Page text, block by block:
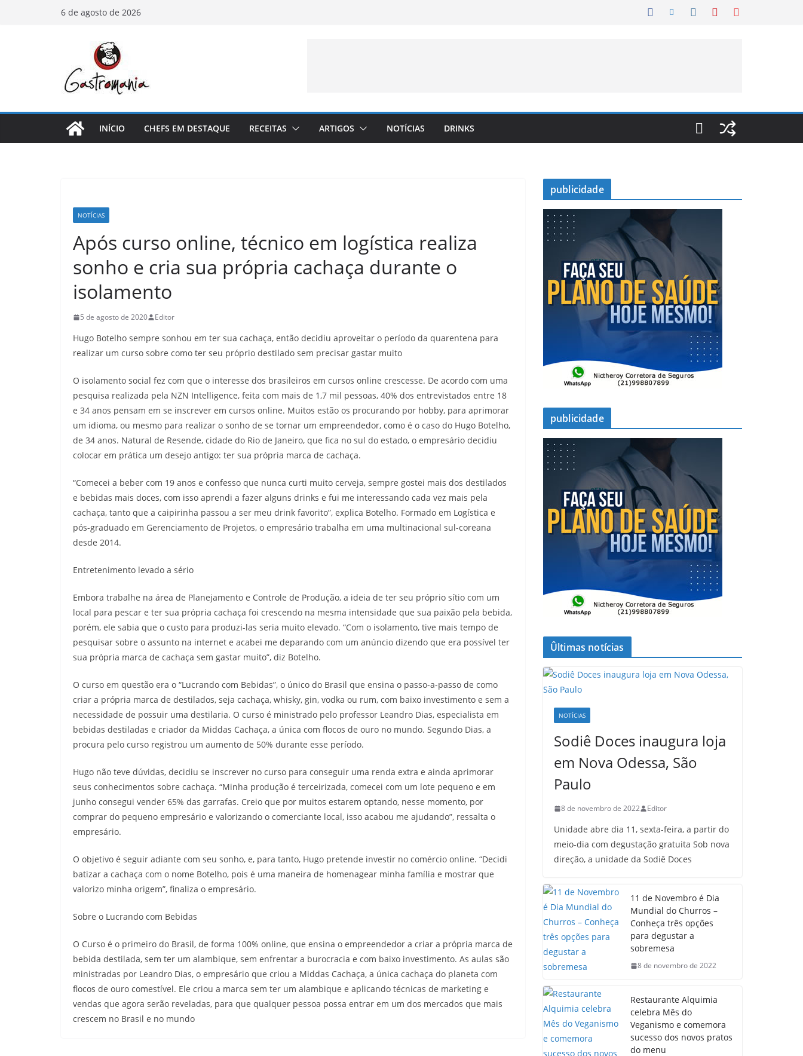
6 de agosto de 2026
INÍCIO CHEFS EM DESTAQUE RECEITAS ARTIGOS NOTÍCIAS DRINKS
NOTÍCIAS
Após curso online, técnico em logística realiza
sonho e cria sua própria cachaça durante o
isolamento
5 de agosto de 2020 Editor
Hugo Botelho sempre sonhou em ter sua cachaça, então decidiu aproveitar o período da quarentena para
realizar um curso sobre como ter seu próprio destilado sem precisar gastar muito
O isolamento social fez com que o interesse dos brasileiros em cursos online crescesse. De acordo com uma
pesquisa realizada pela NZN Intelligence, feita com mais de 1,7 mil pessoas, 40% dos entrevistados entre 18
e 34 anos pensam em se inscrever em cursos online. Muitos estão os procurando por hobby, para aprimorar
um idioma, ou mesmo para realizar o sonho de se tornar um empreendedor, como é o caso do Hugo Botelho,
de 34 anos. Natural de Resende, cidade do Rio de Janeiro, que fica no sul do estado, o empresário decidiu
colocar em prática um desejo antigo: ter sua própria marca de cachaça.
“Comecei a beber com 19 anos e confesso que nunca curti muito cerveja, sempre gostei mais dos destilados
e bebidas mais doces, com isso aprendi a fazer alguns drinks e fui me interessando cada vez mais pela
cachaça, tanto que a caipirinha passou a ser meu drink favorito”, explica Botelho. Formado em Logística e
pós-graduado em Gerenciamento de Projetos, o empresário trabalha em uma multinacional sul-coreana
desde 2014.
Entretenimento levado a sério
Embora trabalhe na área de Planejamento e Controle de Produção, a ideia de ter seu próprio sítio com um
local para pescar e ter sua própria cachaça foi crescendo na mesma intensidade que sua paixão pela bebida,
porém, ele sabia que o custo para produzi-las seria muito elevado. “Com o isolamento, tive mais tempo de
pesquisar sobre o assunto na internet e acabei me deparando com um anúncio dizendo que era possível ter
sua própria marca de cachaça sem gastar muito”, diz Botelho.
O curso em questão era o “Lucrando com Bebidas”, o único do Brasil que ensina o passo-a-passo de como
criar a própria marca de destilados, seja cachaça, whisky, gin, vodka ou rum, com baixo investimento e sem a
necessidade de possuir uma destilaria. O curso é ministrado pelo professor Leandro Dias, especialista em
bebidas destiladas e criador da Middas Cachaça, a única com flocos de ouro no mundo. Segundo Dias, a
procura pelo curso registrou um aumento de 50% durante esse período.
Hugo não teve dúvidas, decidiu se inscrever no curso para conseguir uma renda extra e ainda aprimorar
seus conhecimentos sobre cachaça. “Minha produção é terceirizada, comecei com um lote pequeno e em
junho consegui vender 65% das garrafas. Creio que por muitos estarem optando, nesse momento, por
comprar do pequeno empresário e valorizando o comerciante local, isso acabou me ajudando”, ressalta o
empresário.
O objetivo é seguir adiante com seu sonho, e, para tanto, Hugo pretende investir no comércio online. “Decidi
batizar a cachaça com o nome Botelho, pois é uma maneira de homenagear minha família e mostrar que
valorizo minha origem”, finaliza o empresário.
Sobre o Lucrando com Bebidas
O Curso é o primeiro do Brasil, de forma 100% online, que ensina o empreendedor a criar a própria marca de
bebida destilada, sem ter um alambique, sem enfrentar a burocracia e com baixo investimento. As aulas são
ministradas por Leandro Dias, o empresário que criou a Middas Cachaça, a única cachaça do planeta com
flocos de ouro comestível. Ele criou a marca sem ter um alambique e aplicando técnicas de marketing e
vendas que agora serão reveladas, para que qualquer pessoa possa entrar em um dos mercados que mais
crescem no Brasil e no mundo
publicidade
publicidade
Ûltimas notícias
NOTÍCIAS
Sodiê Doces inaugura loja
em Nova Odessa, São
Paulo
8 de novembro de 2022 Editor
Unidade abre dia 11, sexta-feira, a partir do
meio-dia com degustação gratuita Sob nova
direção, a unidade da Sodiê Doces
11 de Novembro é Dia
Mundial do Churros –
Conheça três opções
para degustar a
sobremesa
8 de novembro de 2022
Restaurante Alquimia
celebra Mês do
Veganismo e comemora
sucesso dos novos pratos
do menu